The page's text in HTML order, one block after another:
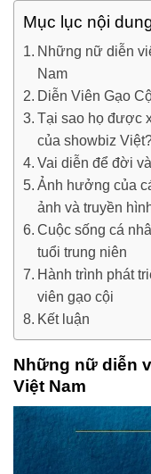
Mục lục nội
Những nữ diễn
Nam
Diễn Viên Gạo
Tại sao họ được
của showbiz
Vai diễn để đời
Ảnh hưởng của
ảnh và truyền
Cuộc sống cá
tuổi trung niên
Hành trình phát
viên gạo cội
Kết luận
Những nữ diễn
Việt Nam